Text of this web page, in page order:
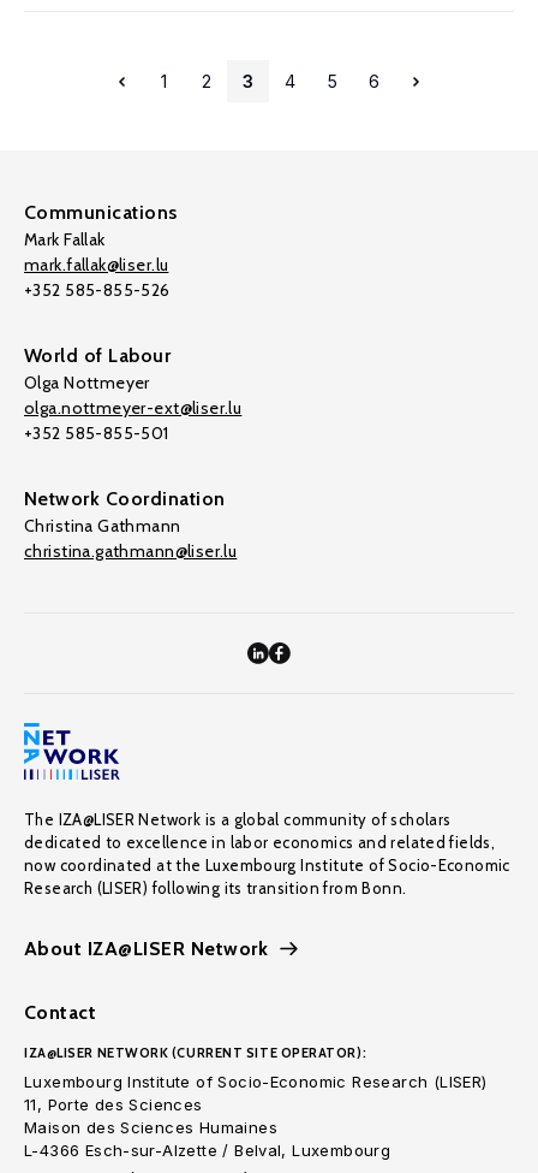
1 2 3 4 5 6
Communications
Mark Fallak
mark.fallak@liser.lu
+352 585-855-526
World of Labour
Olga Nottmeyer
olga.nottmeyer-ext@liser.lu
+352 585-855-501
Network Coordination
Christina Gathmann
christina.gathmann@liser.lu
The IZA@LISER Network is a global community of scholars
dedicated to excellence in labor economics and related fields,
now coordinated at the Luxembourg Institute of Socio-Economic
Research (LISER) following its transition from Bonn.
About IZA@LISER Network
Contact
IZA@LISER NETWORK (CURRENT SITE OPERATOR):
Luxembourg Institute of Socio-Economic Research (LISER)
11, Porte des Sciences
Maison des Sciences Humaines
L-4366 Esch-sur-Alzette / Belval, Luxembourg